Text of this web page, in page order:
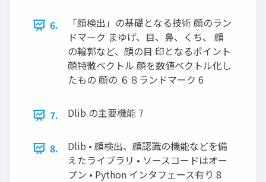
6.
「顔検出」の基礎となる技術 顔のラン
ドマーク まゆげ、目、鼻、くち、 顔
の輪郭など、顔の目 印となるポイント
顔特徴ベクトル 顔を数値ベクトル化し
たもの 顔の ６８ランドマーク 6
7. Dlib の主要機能 7
8.
Dlib • 顔検出、顔認識の機能などを備
えたライブラリ • ソースコードはオー
プン • Python インタフェース有り 8